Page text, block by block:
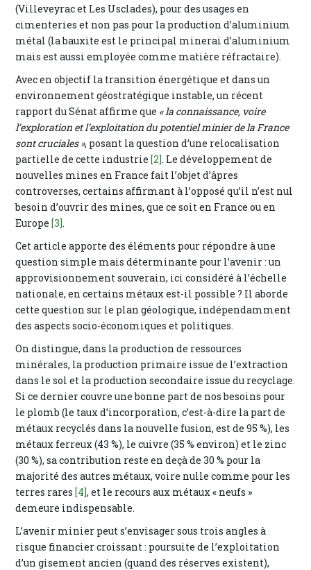
(Villeveyrac et Les Usclades), pour des usages en
cimenteries et non pas pour la production d’aluminium
métal (la bauxite est le principal minerai d’aluminium
mais est aussi employée comme matière réfractaire).
Avec en objectif la transition énergétique et dans un
environnement géostratégique instable, un récent
rapport du Sénat affirme que « la connaissance, voire
l’exploration et l’exploitation du potentiel minier de la France
sont cruciales », posant la question d’une relocalisation
partielle de cette industrie[2]. Le développement de
nouvelles mines en France fait l’objet d’âpres
controverses, certains affirmant à l’opposé qu’il n’est nul
besoin d’ouvrir des mines, que ce soit en France ou en
Europe[3].
Cet article apporte des éléments pour répondre à une
question simple mais déterminante pour l’avenir : un
approvisionnement souverain, ici considéré à l’échelle
nationale, en certains métaux est-il possible ? Il aborde
cette question sur le plan géologique, indépendamment
des aspects socio-économiques et politiques.
On distingue, dans la production de ressources
minérales, la production primaire issue de l’extraction
dans le sol et la production secondaire issue du recyclage.
Si ce dernier couvre une bonne part de nos besoins pour
le plomb (le taux d’incorporation, c’est-à-dire la part de
métaux recyclés dans la nouvelle fusion, est de 95 %), les
métaux ferreux (43 %), le cuivre (35 % environ) et le zinc
(30 %), sa contribution reste en deçà de 30 % pour la
majorité des autres métaux, voire nulle comme pour les
terres rares[4], et le recours aux métaux « neufs »
demeure indispensable.
L’avenir minier peut s’envisager sous trois angles à
risque financier croissant : poursuite de l’exploitation
d’un gisement ancien (quand des réserves existent),